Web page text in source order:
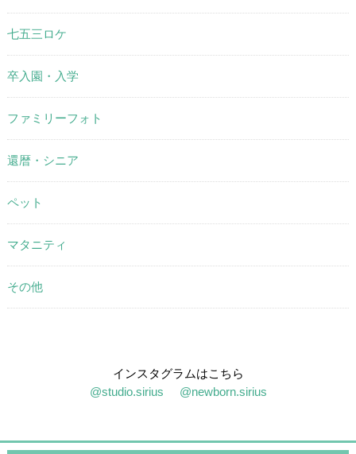
七五三ロケ
卒入園・入学
ファミリーフォト
還暦・シニア
ペット
マタニティ
その他
インスタグラムはこちら
@studio.sirius
@newborn.sirius